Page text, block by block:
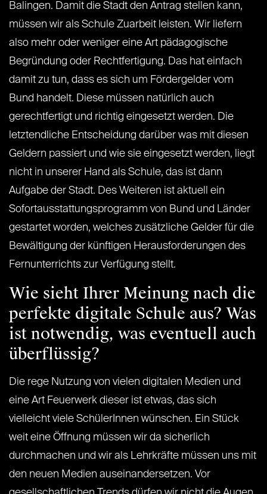
Balingen. Damit die Stadt den Antrag stellen kann,
müssen wir als Schule Zuarbeit leisten. Wir liefern
also mehr oder weniger eine Art pädagogische
Begründung oder Rechtfertigung. Das hat einfach
damit zu tun, dass es sich um Fördergelder vom
Bund handelt. Diese müssen natürlich auch
gerechtfertigt und richtig eingesetzt werden. Die
letztendliche Entscheidung darüber was mit diesen
Geldern passiert und wie sie eingesetzt werden, liegt
nicht in unserer Hand als Schule, das ist dann
Aufgabe der Stadt. Des Weiteren ist aktuell ein
Sofortausstattungsprogramm von Bund und Länder
gestartet worden, welches zusätzliche Gelder für die
Bewältigung der künftigen Herausforderungen des
Fernunterrichts zur Verfügung stellt.
Wie sieht Ihrer Meinung nach die
perfekte digitale Schule aus? Was
ist notwendig, was eventuell auch
überflüssig?
Die rege Nutzung von vielen digitalen Medien und
eine Art Feuerwerk dieser ist etwas, das sich
vielleicht viele SchülerInnen wünschen. Ein Stück
weit eine Öffnung müssen wir da sicherlich
durchmachen und wir als Lehrkräfte müssen uns mit
den neuen Medien auseinandersetzen. Vor